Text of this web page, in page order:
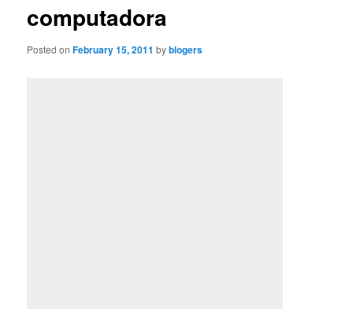
computadora
Posted onFebruary 15, 2011 byblogers